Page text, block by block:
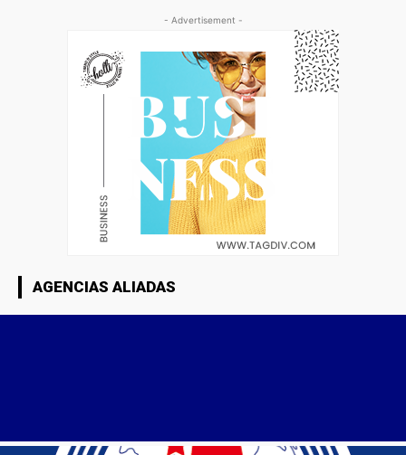
- Advertisement -
AGENCIAS ALIADAS